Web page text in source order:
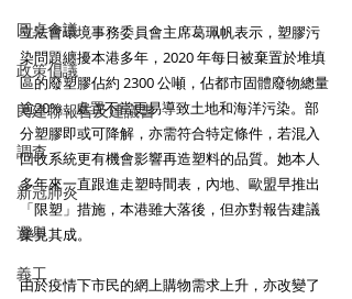
圓桌會議
政策倡議
民建聯報告及建議書
調查
新冠肺炎
選舉
義工
立法會環境事務委員會主席葛珮帆表示，塑膠污
染問題纏擾本港多年，2020 年每日被棄置於堆填
區的廢塑膠佔約 2300 公噸，佔都市固體廢物總量
逾20%，處置不當更易導致土地和海洋污染。部
分塑膠即或可降解，亦需符合特定條件，若混入
回收系統更有機會影響再造塑料的品質。她本人
多年來一直跟進走塑時間表，內地、歐盟早推出
「限塑」措施，本港雖大落後，但亦對報告建議
樂見其成。
由於疫情下市民的網上購物需求上升，亦改變了